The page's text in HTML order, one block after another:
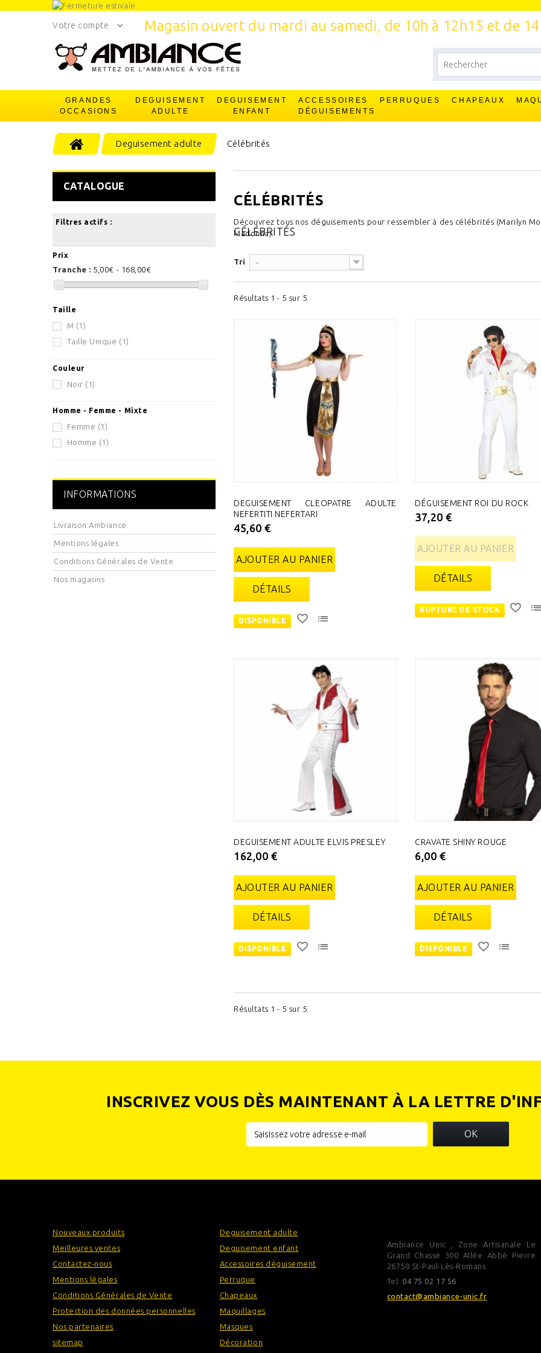
Votre compte Magasin ouvert du mardi au samedi, de 10h à 12h15 et de
GRANDES
OCCASIONS
DEGUISEMENT
ADULTE
DEGUISEMENT
ENFANT
ACCESSOIRES
DÉGUISEMENTS
PERRUQUES CHAPEAUX
Deguisement adulte Célébrités
CÉLÉBRITÉS
Découvrez tous nos déguisements pour ressembler à des célébrités (Marilyn
Madonna)
CÉLÉBRITÉS
Tri --
Résultats 1 - 5 sur 5.
DEGUISEMENT CLEOPATRE ADULTE
NEFERTITI NEFERTARI
45,60 €
AJOUTER AU PANIER
DÉTAILS
DISPONIBLE
DÉGUISEMENT ROI DU ROCK
37,20 €
AJOUTER AU PANIER
DÉTAILS
RUPTURE DE STOCK
DEGUISEMENT ADULTE ELVIS PRESLEY
162,00 €
AJOUTER AU PANIER
DÉTAILS
DISPONIBLE
CRAVATE SHINY ROUGE
6,00 €
AJOUTER AU PANIER
DÉTAILS
DISPONIBLE
Résultats 1 - 5 sur 5.
CATALOGUE
Filtres actifs :
Prix
Tranche : 5,00€ - 168,00€
Taille
M (1)
Taille Unique (1)
Couleur
Noir (1)
Homme - Femme - Mixte
Femme (1)
Homme (1)
INFORMATIONS
Livraison Ambiance
Mentions légales
Conditions Générales de Vente
Nos magasins
INSCRIVEZ VOUS DÈS MAINTENANT À LA LETTRE
OK
Nouveaux produits
Meilleures ventes
Contactez-nous
Mentions légales
Conditions Générales de Vente
Protection des données personnelles
Nos partenaires
sitemap
Deguisement adulte
Deguisement enfant
Accessoires déguisement
Perruque
Chapeaux
Maquillages
Masques
Décoration
Ambiance Unic , Zone Artisanale Le
Grand Chasse 300 Allée Abbé Pierre
26750 St-Paul-Lès-Romans
Tel: 04 75 02 17 56
contact@ambiance-unic.fr